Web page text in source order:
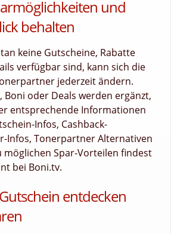
und
behalten
keine Gutscheine, Rabatte
verfügbar sind, kann sich die
jederzeit ändern.
Boni oder Deals werden ergänzt,
entsprechende Informationen
Infos, Cashback-
Infos, Tonerpartner Alternativen
möglichen Spar-Vorteilen findest
bei Boni.tv.
entdecken